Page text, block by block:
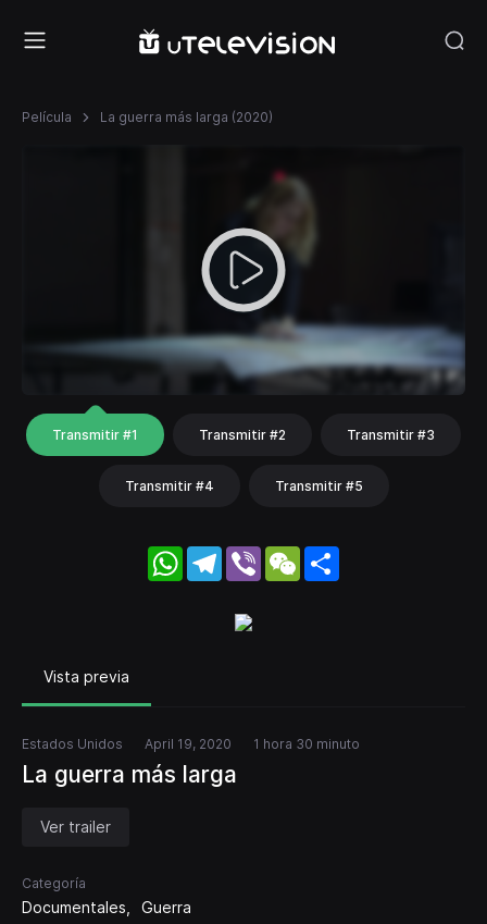
Película La guerra más larga (2020)
Transmitir #1 Transmitir #2 Transmitir #3
Transmitir #4 Transmitir #5
WhatsApp
Telegram
Viber WeChat
Vista previa
Estados Unidos April 19, 2020 1 hora 30 minuto
La guerra más larga
Ver trailer
Categoría
Documentales Guerra